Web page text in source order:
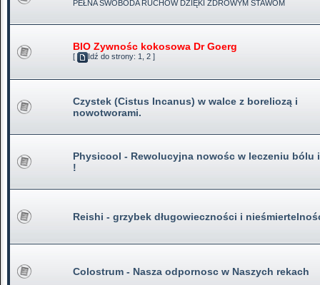
PEŁNA SWOBODA RUCHÓW DZIĘKI ZDROWYM STAWOM
BIO Zywnośc kokosowa Dr Goerg
[ Idź do strony: 1, 2 ]
Czystek (Cistus Incanus) w walce z boreliozą i
nowotworami.
Physicool - Rewolucyjna nowośc w leczeniu bólu
!
Reishi - grzybek długowieczności i
Colostrum - Nasza odpornosc w Naszych rekach